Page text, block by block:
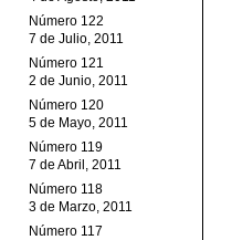
Número 122
7 de Julio, 2011
Número 121
2 de Junio, 2011
Número 120
5 de Mayo, 2011
Número 119
7 de Abril, 2011
Número 118
3 de Marzo, 2011
Número 117